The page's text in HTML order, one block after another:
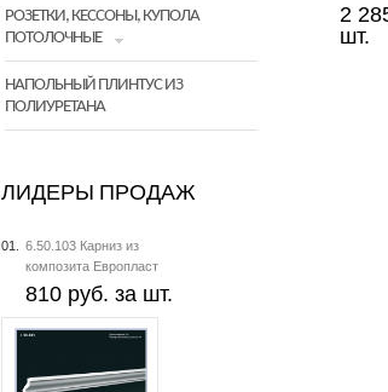
РОЗЕТКИ, КЕССОНЫ, КУПОЛА
ПОТОЛОЧНЫЕ
НАПОЛЬНЫЙ ПЛИНТУС ИЗ
ПОЛИУРЕТАНА
ЛИДЕРЫ ПРОДАЖ
01.
6.50.103 Карниз из
композита Европласт
810 руб. за шт.
2
шт.